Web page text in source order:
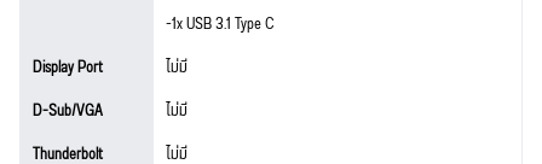
-1x USB 3.1 Type C
Display Port
ไม่มี
D-Sub/VGA
ไม่มี
Thunderbolt
ไม่มี